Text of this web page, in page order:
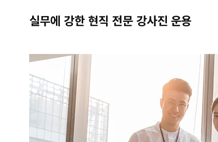
실무에 강한 현직 전문 강사진 운용